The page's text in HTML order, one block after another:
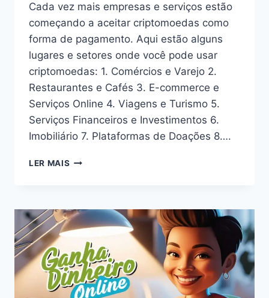
Cada vez mais empresas e serviços estão
começando a aceitar criptomoedas como
forma de pagamento. Aqui estão alguns
lugares e setores onde você pode usar
criptomoedas: 1. Comércios e Varejo 2.
Restaurantes e Cafés 3. E-commerce e
Serviços Online 4. Viagens e Turismo 5.
Serviços Financeiros e Investimentos 6.
Imobiliário 7. Plataformas de Doações 8….
LER MAIS COMEÇANDO
COMO
FORMA
PAGAMENTO